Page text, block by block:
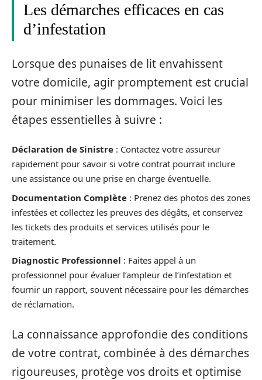
Les démarches efficaces en cas
d’infestation
Lorsque des punaises de lit envahissent
votre domicile, agir promptement est crucial
pour minimiser les dommages. Voici les
étapes essentielles à suivre :
Déclaration de Sinistre : Contactez votre assureur
rapidement pour savoir si votre contrat pourrait inclure
une assistance ou une prise en charge éventuelle.
Documentation Complète : Prenez des photos des zones
infestées et collectez les preuves des dégâts, et conservez
les tickets des produits et services utilisés pour le
traitement.
Diagnostic Professionnel : Faites appel à un
professionnel pour évaluer l’ampleur de l’infestation et
fournir un rapport, souvent nécessaire pour les démarches
de réclamation.
La connaissance approfondie des conditions
de votre contrat, combinée à des démarches
rigoureuses, protège vos droits et optimise